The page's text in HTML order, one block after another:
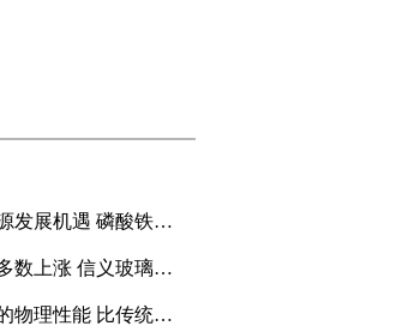
龙蟠科技紧抓新能源发展机遇 磷酸铁锂正极材料成新利润增长点
港股光伏板块个股多数上涨 信义玻璃涨5.16%
艺术涂料具有优异的物理性能 比传统的乳胶漆贵